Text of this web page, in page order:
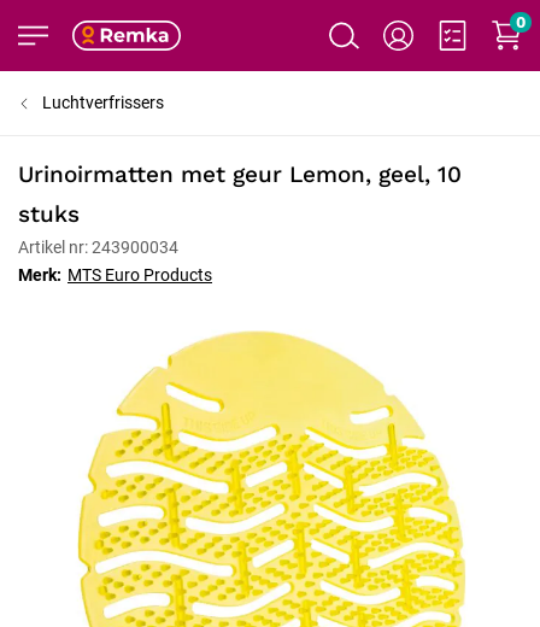
0
Luchtverfrissers
Urinoirmatten met geur Lemon, geel, 10
stuks
Artikel nr: 243900034
Merk: MTS Euro Products